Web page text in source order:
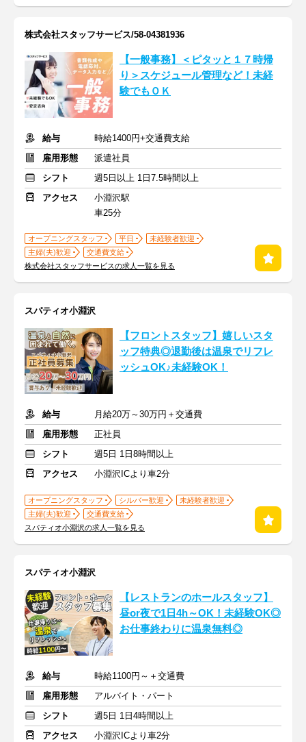
株式会社スタッフサービス/58-04381936
【一般事務】＜ピタッと１７時帰
り＞スケジュール管理など！未経
験でもＯＫ
給与
時給1400円+交通費支給
雇用形態
派遣社員
シフト
週5日以上 1日7.5時間以上
アクセス
小淵沢駅
車25分
オープニングスタッフ 平日
未経験者歓迎
主婦(夫)歓迎
交通費支給
株式会社スタッフサービスの求人一覧を見る
スパティオ小淵沢
【フロントスタッフ】嬉しいスタ
ッフ特典◎退勤後は温泉でリフレ
ッシュOK♪未経験OK！
給与
月給20万～30万円＋交通費
雇用形態
正社員
シフト
週5日 1日8時間以上
アクセス
小淵沢ICより車2分
オープニングスタッフ シルバー歓迎
未経験者歓迎
主婦(夫)歓迎
交通費支給
スパティオ小淵沢の求人一覧を見る
スパティオ小淵沢
【レストランのホールスタッフ】
昼or夜で1日4h～OK！未経験OK◎
お仕事終わりに温泉無料◎
給与
時給1100円～＋交通費
雇用形態
アルバイト・パート
シフト
週5日 1日4時間以上
アクセス
小淵沢ICより車2分